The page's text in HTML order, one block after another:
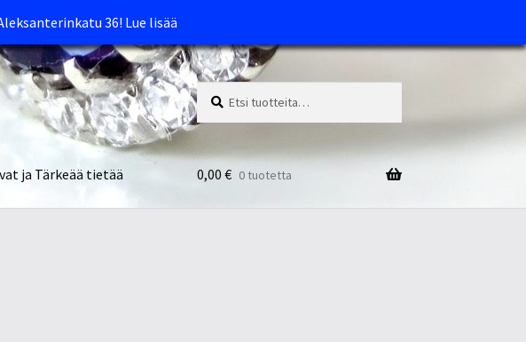
36! Lue lisää
Etsi:
Haku
ja Tärkeää tietää 0,00 € 0 tuotetta